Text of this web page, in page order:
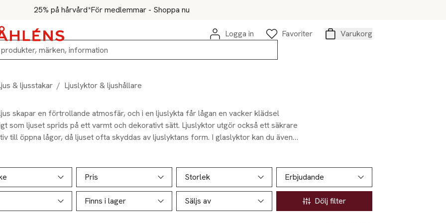
25% på hårvård*För medlemmar - Shoppa nu
Logga in
Favoriter
Varukorg
& ljusstakar / Ljuslyktor & ljushållare
skapar en förtrollande atmosfär, och i en ljuslykta får lågan en vacker klädsel
som ljuset sprids på ett varmt och dekorativt sätt. Ljuslyktor utgör också ett säkrare
till öppna lågor, då ljuset ofta skyddas av ljuslyktans form. I glaslyktor kan du även
produktsidan
Pris Storlek Erbjudande
Finns i lager Säljs av Dölj filter
produkter